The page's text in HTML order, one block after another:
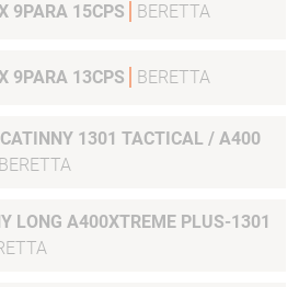
APX 9PARA 15CPS BERETTA
APX 9PARA 13CPS BERETTA
1301 TACTICAL / A400
BERETTA
LONG A400XTREME PLUS-1301